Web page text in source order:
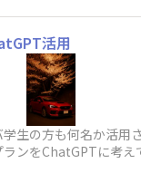
活用
学生の方も何名か活用
ランをChatGPTに考